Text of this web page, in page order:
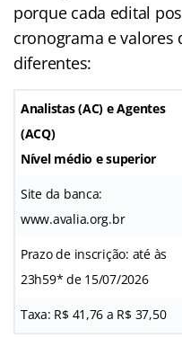
porque cada edital
cronograma e valores
diferentes:
Analistas (AC) e Agentes
(ACQ)
Nível médio e superior
Site da banca:
www.avalia.org.br
Prazo de inscrição: até às
23h59* de 15/07/2026
Taxa: R$ 41,76 a R$ 37,50